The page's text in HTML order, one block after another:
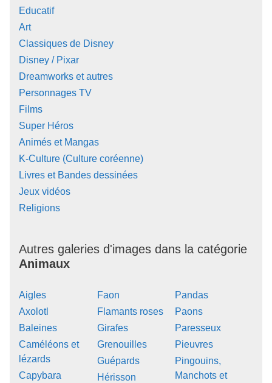
Educatif
Art
Classiques de Disney
Disney / Pixar
Dreamworks et autres
Personnages TV
Films
Super Héros
Animés et Mangas
K-Culture (Culture coréenne)
Livres et Bandes dessinées
Jeux vidéos
Religions
Autres galeries d'images dans la catégorie
Animaux
Aigles
Axolotl
Baleines
Caméléons et
lézards
Capybara
Faon
Flamants roses
Girafes
Grenouilles
Guépards
Hérisson
Pandas
Paons
Paresseux
Pieuvres
Pingouins,
Manchots et